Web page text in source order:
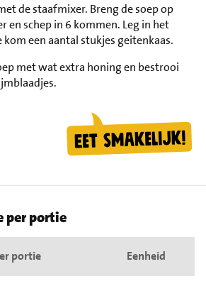
de staafmixer. Breng de soep op
en schep in 6 kommen. Leg in het
kom een aantal stukjes geitenkaas.
met wat extra honing en bestrooi
per portie
portie Eenheid